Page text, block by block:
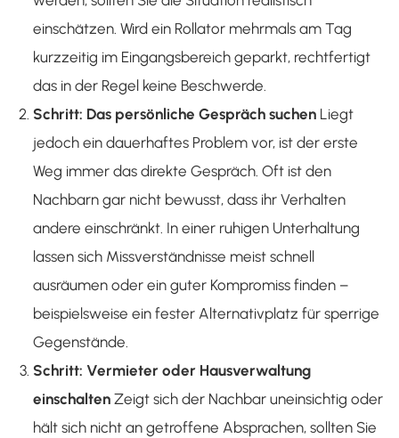
einschätzen. Wird ein Rollator mehrmals am Tag
kurzzeitig im Eingangsbereich geparkt, rechtfertigt
das in der Regel keine Beschwerde.
Schritt: Das persönliche Gespräch suchen Liegt
jedoch ein dauerhaftes Problem vor, ist der erste
Weg immer das direkte Gespräch. Oft ist den
Nachbarn gar nicht bewusst, dass ihr Verhalten
andere einschränkt. In einer ruhigen Unterhaltung
lassen sich Missverständnisse meist schnell
ausräumen oder ein guter Kompromiss finden –
beispielsweise ein fester Alternativplatz für sperrige
Gegenstände.
Schritt: Vermieter oder Hausverwaltung
einschalten Zeigt sich der Nachbar uneinsichtig oder
hält sich nicht an getroffene Absprachen, sollten Sie